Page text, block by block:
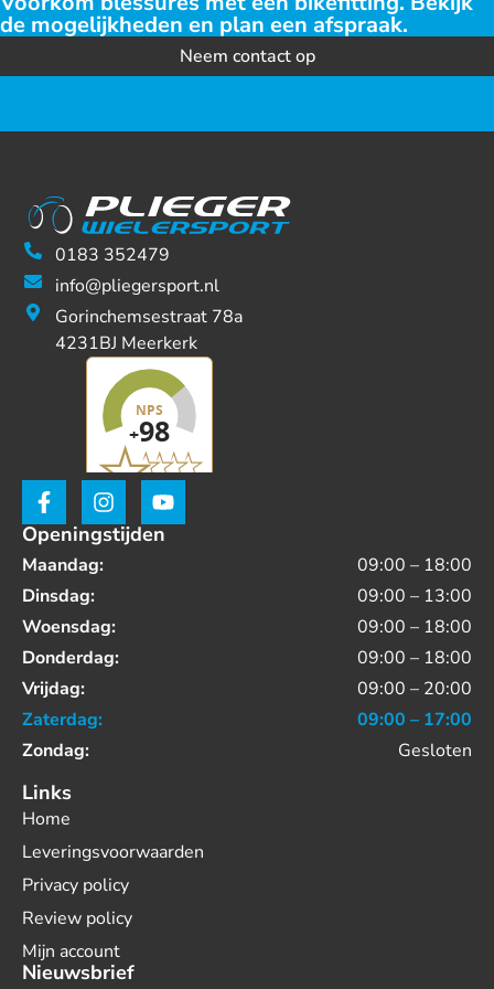
de mogelijkheden en plan een afspraak.
Neem contact op
0183 352479
info@pliegersport.nl
Gorinchemsestraat 78a
4231BJ Meerkerk
Openingstijden
Maandag:
09:00 – 18:00
Dinsdag:
09:00 – 13:00
Woensdag:
09:00 – 18:00
Donderdag:
09:00 – 18:00
Vrijdag:
09:00 – 20:00
Zaterdag:
09:00 – 17:00
Zondag:
Gesloten
Links
Home
Leveringsvoorwaarden
Privacy policy
Review policy
Mijn account
Nieuwsbrief